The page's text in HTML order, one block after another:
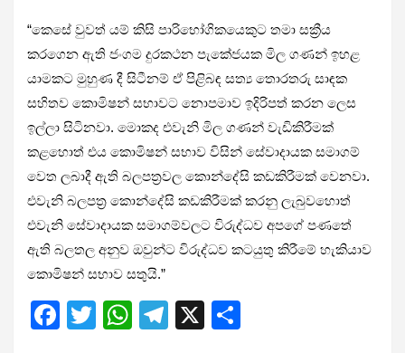
“කෙසේ වුවත් යම් කිසි පාරිභෝගිකයෙකුට තමා සක්‍රීය
කරගෙන ඇති ජංගම දුරකථන පැකේජයක මිල ගණන් ඉහළ
යාමකට මුහුණ දී සිටීනම් ඒ පිළිබඳ සත්‍ය තොරතරු සාඳක
සහිතව කොමිෂන් සභාවට නොපමාව ඉදිරිපත් කරන ලෙස
ඉල්ලා සිටිනවා. මොකද එවැනි මිල ගණන් වැඩිකිරීමක්
කළහොත් එය කොමිෂන් සභාව විසින් සේවාදායක සමාගම්
වෙත ලබාදී ඇති බලපත්‍රවල කොන්දේසි කඩකිරීමක් වෙනවා.
එවැනි බලපත්‍ර කොන්දේසි කඩකිරීමක් කරනු ලැබුවහොත්
එවැනි සේවාදායක සමාගම්වලට විරුද්ධව අපගේ පණතේ
ඇති බලතල අනුව ඔවුන්ට විරුද්ධව කටයුතු කිරීමේ හැකියාව
කොමිෂන් සභාව සතුයි.”
F
T
W T
X